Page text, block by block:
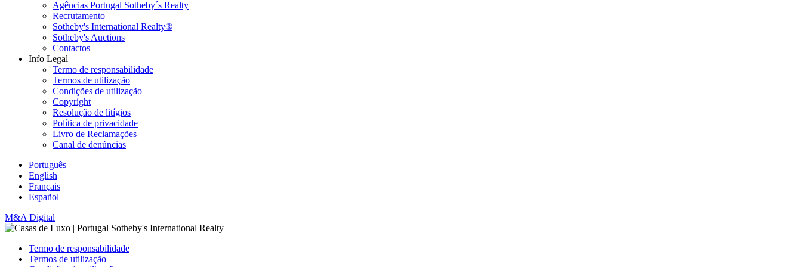
Agências Portugal Sotheby´s Realty
Recrutamento
Sotheby's International Realty®
Sotheby's Auctions
Contactos
Info Legal
Termo de responsabilidade
Termos de utilização
Condições de utilização
Copyright
Resolução de litígios
Política de privacidade
Livro de Reclamações
Canal de denúncias
Português
English
Français
Español
M&A Digital
Termo de responsabilidade
Termos de utilização